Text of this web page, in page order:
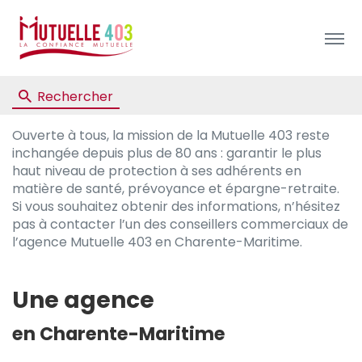
Menu
Rechercher
Ouverte à tous, la mission de la Mutuelle 403 reste
inchangée depuis plus de 80 ans : garantir le plus
haut niveau de protection à ses adhérents en
matière de santé, prévoyance et épargne-retraite.
Si vous souhaitez obtenir des informations, n’hésitez
pas à contacter l’un des conseillers commerciaux de
l’agence Mutuelle 403 en Charente-Maritime.
Une agence
en Charente-Maritime